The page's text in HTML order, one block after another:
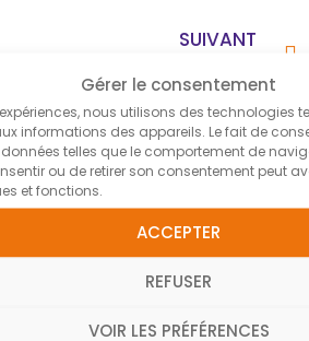
Gérer le consentement
nous utilisons des technologies
informations des appareils. Le fait de
telles que le comportement de
ou de retirer son consentement peut
et fonctions.
ACCEPTER
REFUSER
VOIR LES PRÉFÉRENCES
SUIVANT